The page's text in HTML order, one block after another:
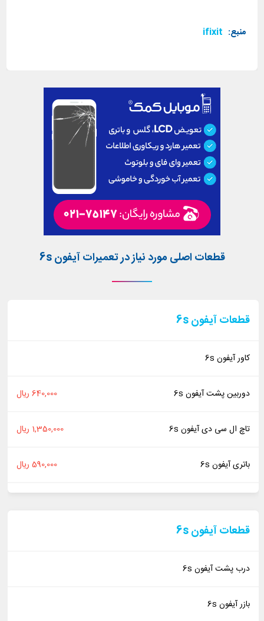
منبع: ifixit
قطعات اصلی مورد نیاز در تعمیرات آیفون 6s
قطعات آیفون 6s
کاور آیفون 6s
دوربین پشت آیفون 6s 640,000 ریال
تاچ ال سی دی آیفون 6s 1,350,000 ریال
باتری آیفون 6s 590,000 ریال
قطعات آیفون 6s
درب پشت آیفون 6s
بازر آیفون 6s